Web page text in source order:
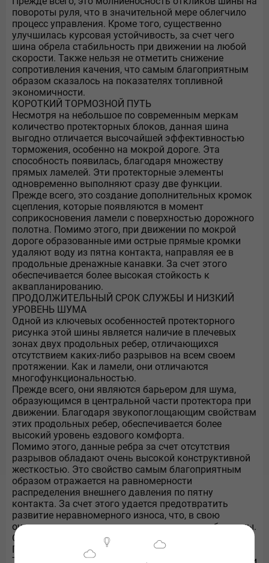
повороты руля, что в значительной мере облегчило
процесс управления. Кроме того, существенно
улучшилась курсовая устойчивость, за счет чего
шина обрела стабильность при движении на любой
скорости. Также нельзя не отметить снижение
сопротивления качения, что самым благоприятным
образом сказалось на показателях топливной
экономичности.
КОРОТКИЙ ТОРМОЗНОЙ ПУТЬ
Несмотря на небольшое по современным меркам
количество протекторных блоков, данная шина
выгодно отличается высочайшей эффективностью
торможения, особенно на мокрой дороге. Эта
способность появилась, благодаря множеству
прямых ламелей. Эти протекторные элементы
одновременно выполняют сразу две функции.
Прежде всего, это создание дополнительных кромок
сцепления, которые появляются в момент
соприкосновения ламели с поверхностью дорожного
полотна. Помимо этого, при движении по мокрой
дороге образованные ими острые прямые кромки
удаляют воду из пятна контакта, направляя ее в
продольные дренажные канавки. За счет этого
обеспечивается более высокая стойкость к
аквапланированию.
ПРОДОЛЖИТЕЛЬНЫЙ СРОК СЛУЖБЫ И НИЗКИЙ
УРОВЕНЬ ШУМА
Одной из ключевых особенностей протекторного
рисунка этой шины является наличие в плечевых
зонах двух продольных ребер, отличающихся
отсутствием каких-либо разрывов на всем своем
протяжении. Как и ламели, они отличаются
многофункциональностью.
Прежде всего, они являются барьером для шума,
образующимся в центральной части протектора при
движении. Благодаря звукопоглощающим свойствам
этих продольных ребер, обеспечивается более
высокий уровень ездового комфорта.
Помимо этого, данные ребра за счет отсутствия
разрывов обладают очень высокой конструктивной
жесткостью. Это свойство самым благоприятным
образом отражается на равномерности
распределения внешнего давления по пятну
контакта. За счет этого удается предотвратить
развитие неравномерного износа, что, в свою
очередь, значительно продлевает срок службы шины.
ОТЛИЧНЫЕ ТЯГОВО-СЦЕПНЫЕ СВОЙСТВА НА
ГРУНТОВЫХ ДОРОГАХ И ЛЕГКОМ БЕЗДОРОЖЬЕ